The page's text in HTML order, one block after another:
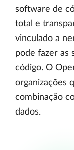
software de
total e
vinculado a
pode fazer as
código. O
organizações
combinação
dados.